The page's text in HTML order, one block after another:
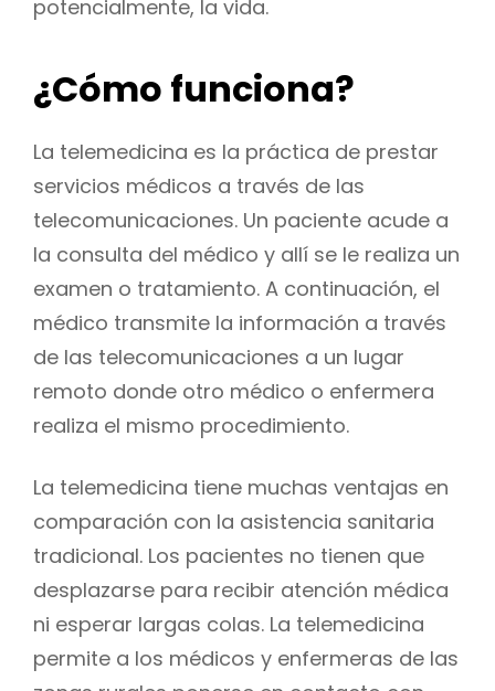
potencialmente, la vida.
¿Cómo funciona?
La telemedicina es la práctica de prestar
servicios médicos a través de las
telecomunicaciones. Un paciente acude a
la consulta del médico y allí se le realiza un
examen o tratamiento. A continuación, el
médico transmite la información a través
de las telecomunicaciones a un lugar
remoto donde otro médico o enfermera
realiza el mismo procedimiento.
La telemedicina tiene muchas ventajas en
comparación con la asistencia sanitaria
tradicional. Los pacientes no tienen que
desplazarse para recibir atención médica
ni esperar largas colas. La telemedicina
permite a los médicos y enfermeras de las